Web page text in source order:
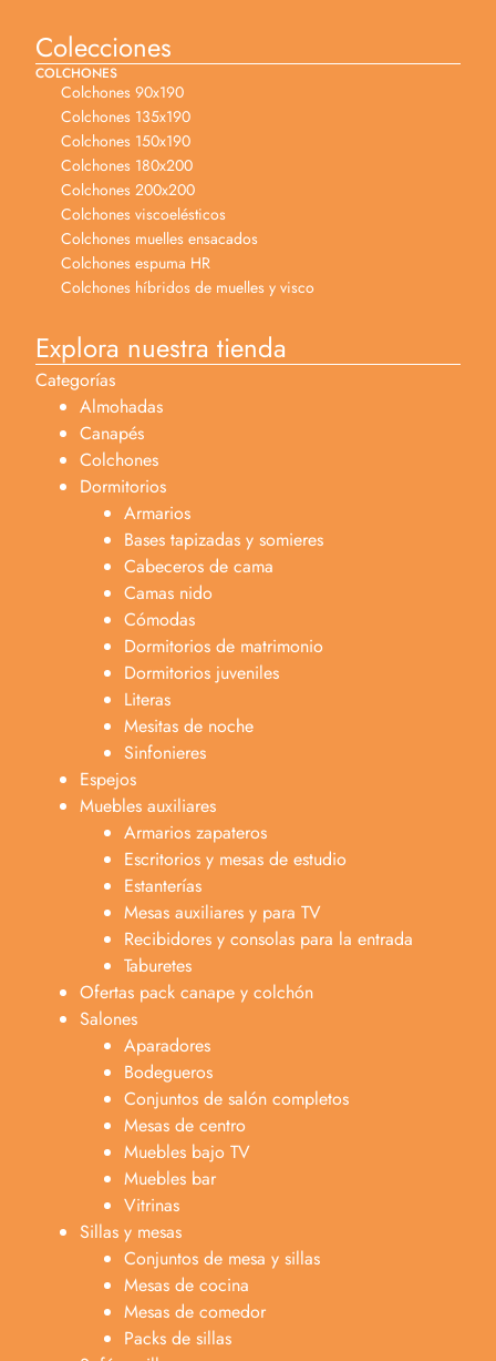
Colecciones
COLCHONES
Colchones 90x190
Colchones 135x190
Colchones 150x190
Colchones 180x200
Colchones 200x200
Colchones viscoelésticos
Colchones muelles ensacados
Colchones espuma HR
Colchones híbridos de muelles y visco
Explora nuestra tienda
Categorías
Almohadas
Canapés
Colchones
Dormitorios
Armarios
Bases tapizadas y somieres
Cabeceros de cama
Camas nido
Cómodas
Dormitorios de matrimonio
Dormitorios juveniles
Literas
Mesitas de noche
Sinfonieres
Espejos
Muebles auxiliares
Armarios zapateros
Escritorios y mesas de estudio
Estanterías
Mesas auxiliares y para TV
Recibidores y consolas para la entrada
Taburetes
Ofertas pack canape y colchón
Salones
Aparadores
Bodegueros
Conjuntos de salón completos
Mesas de centro
Muebles bajo TV
Muebles bar
Vitrinas
Sillas y mesas
Conjuntos de mesa y sillas
Mesas de cocina
Mesas de comedor
Packs de sillas